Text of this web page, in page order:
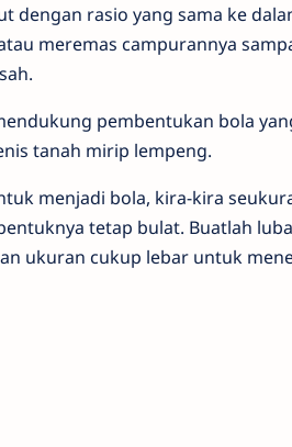
dengan rasio yang sama ke
meremas campurannya
pembentukan bola
tanah mirip lempeng.
menjadi bola, kira-kira
tetap bulat. Buatlah
ukuran cukup lebar untuk